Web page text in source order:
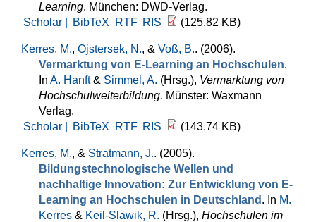
Learning. München: DWD-Verlag.
Scholar |
BibTeX RTF RIS (125.82 KB)
Kerres, M., Ojstersek, N., & Voß, B.. (2006).
Vermarktung von E-Learning an Hochschulen.
In A. Hanft& Simmel, A. (Hrsg.), Vermarktung von
Hochschulweiterbildung. Münster: Waxmann
Verlag.
Scholar |
BibTeX RTF RIS (143.74 KB)
Kerres, M., & Stratmann, J.. (2005).
Bildungstechnologische Wellen und
nachhaltige Innovation: Zur Entwicklung von E-
Learning an Hochschulen in Deutschland . In M.
Kerres & Keil-Slawik, R. (Hrsg.), Hochschulen im